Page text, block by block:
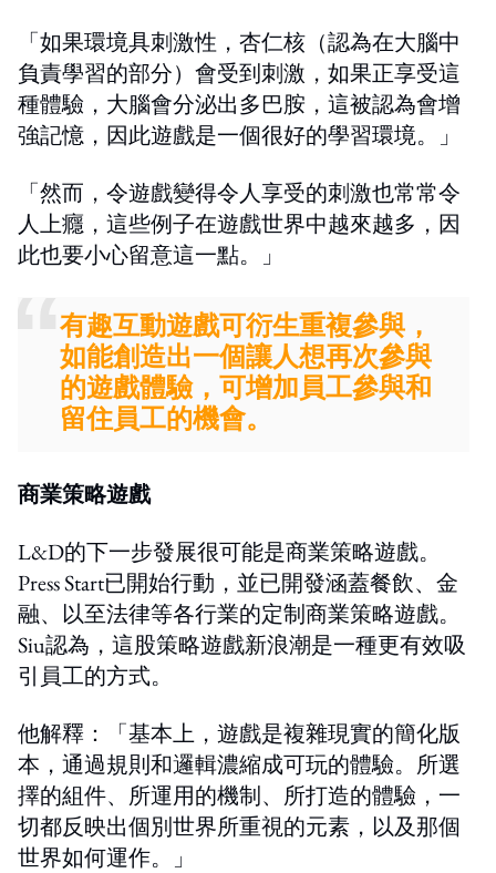
「如果環境具刺激性，杏仁核（認為在大腦中
負責學習的部分）會受到刺激，如果正享受這
種體驗，大腦會分泌出多巴胺，這被認為會增
強記憶，因此遊戲是一個很好的學習環境。」
「然而，令遊戲變得令人享受的刺激也常常令
人上癮，這些例子在遊戲世界中越來越多，因
此也要小心留意這一點。」
有趣互動遊戲可衍生重複參與，
如能創造出一個讓人想再次參與
的遊戲體驗，可增加員工參與和
留住員工的機會。
商業策略遊戲
L&D的下一步發展很可能是商業策略遊戲。
Press Start已開始行動，並已開發涵蓋餐飲、金
融、以至法律等各行業的定制商業策略遊戲。
Siu認為，這股策略遊戲新浪潮是一種更有效吸
引員工的方式。
他解釋：「基本上，遊戲是複雜現實的簡化版
本，通過規則和邏輯濃縮成可玩的體驗。所選
擇的組件、所運用的機制、所打造的體驗，一
切都反映出個別世界所重視的元素，以及那個
世界如何運作。」